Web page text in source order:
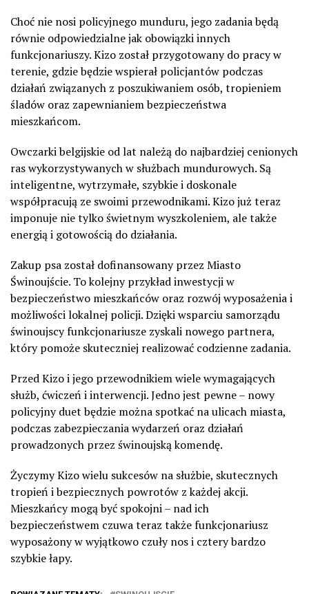
Choć nie nosi policyjnego munduru, jego zadania będą
równie odpowiedzialne jak obowiązki innych
funkcjonariuszy. Kizo został przygotowany do pracy w
terenie, gdzie będzie wspierał policjantów podczas
działań związanych z poszukiwaniem osób, tropieniem
śladów oraz zapewnianiem bezpieczeństwa
mieszkańcom.
Owczarki belgijskie od lat należą do najbardziej cenionych
ras wykorzystywanych w służbach mundurowych. Są
inteligentne, wytrzymałe, szybkie i doskonale
współpracują ze swoimi przewodnikami. Kizo już teraz
imponuje nie tylko świetnym wyszkoleniem, ale także
energią i gotowością do działania.
Zakup psa został dofinansowany przez Miasto
Świnoujście. To kolejny przykład inwestycji w
bezpieczeństwo mieszkańców oraz rozwój wyposażenia i
możliwości lokalnej policji. Dzięki wsparciu samorządu
świnoujscy funkcjonariusze zyskali nowego partnera,
który pomoże skuteczniej realizować codzienne zadania.
Przed Kizo i jego przewodnikiem wiele wymagających
służb, ćwiczeń i interwencji. Jedno jest pewne – nowy
policyjny duet będzie można spotkać na ulicach miasta,
podczas zabezpieczania wydarzeń oraz działań
prowadzonych przez świnoujską komendę.
Życzymy Kizo wielu sukcesów na służbie, skutecznych
tropień i bezpiecznych powrotów z każdej akcji.
Mieszkańcy mogą być spokojni – nad ich
bezpieczeństwem czuwa teraz także funkcjonariusz
wyposażony w wyjątkowo czuły nos i cztery bardzo
szybkie łapy.